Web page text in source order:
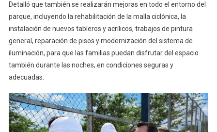
Detalló que también se realizarán mejoras en todo el entorno del
parque, incluyendo la rehabilitación de la malla ciclónica, la
instalación de nuevos tableros y acrílicos, trabajos de pintura
general, reparación de pisos y modernización del sistema de
iluminación, para que las familias puedan disfrutar del espacio
también durante las noches, en condiciones seguras y
adecuadas.